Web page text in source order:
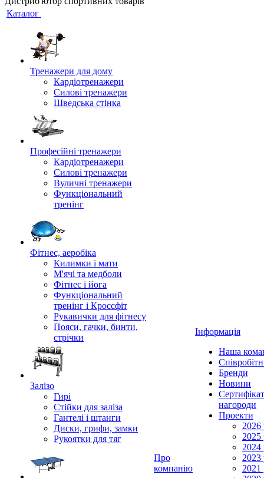
Каталог
Тренажери для дому
Кардіотренажери
Силові тренажери
Шведська стінка
Професійні тренажери
Кардіотренажери
Силові тренажери
Вуличні тренажери
Функціональний
тренінг
Фітнес, аеробіка
Килимки і мати
М'ячі та медболи
Фітнес і йога
Функціональний
тренінг і Кроссфіт
Рукавички для фітнесу
Пояси, гачки, бинти,
стрічки
Залізо
Гирі
Стійки для заліза
Гантелі і штанги
Диски, грифи, замки
Рукоятки для тяг
Про
компанію
Інформація
Наша
Бренди
Новини
нагороди
Проекти
2026
2025
2024
2023
2021